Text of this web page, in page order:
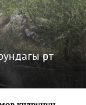
өрт